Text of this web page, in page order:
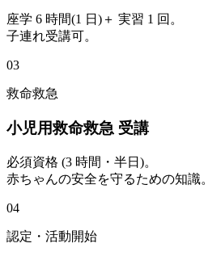
座学 6 時間(1 日)＋ 実習 1 回。
子連れ受講可。
03
救命救急
小児用救命救急 受講
必須資格 (3 時間・半日)。
赤ちゃんの安全を守るための知識。
04
認定・活動開始